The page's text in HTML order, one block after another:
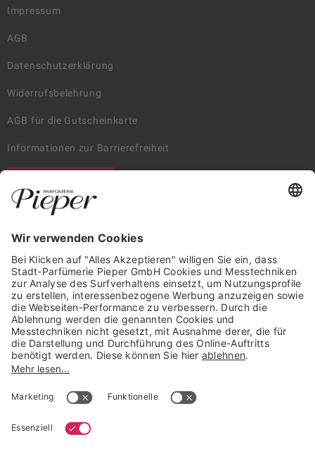
Impressum
AGB
Datenschutzerklärung
Widerrufsbelehrung
AGB für die Gutscheinkarte
Informationen zur Barrierefreiheit
Trusted Shops Mitglied seit 2010
* unverbindliche Preisempfehlung der Verbundgruppe beauty alliance